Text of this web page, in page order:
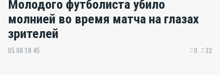
Молодого футболиста убило
молнией во время матча на глазах
зрителей
05.08 18:45 0 32